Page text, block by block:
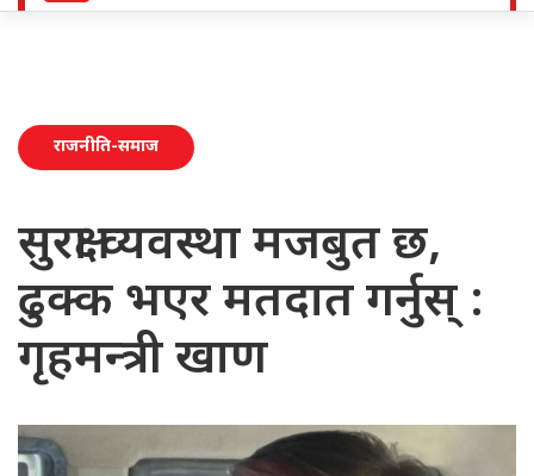
राजनीति-समाज
सुरक्षा व्यवस्था मजबुत छ,
ढुक्क भएर मतदात गर्नुस् :
गृहमन्त्री खाण